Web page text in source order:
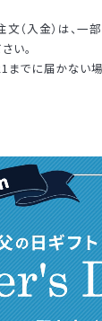
（入金）は、一
い。
までに届かない